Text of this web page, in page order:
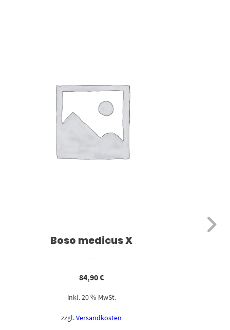
Boso medicus X
84,90€
inkl. 20 % MwSt.
zzgl.Versandkosten